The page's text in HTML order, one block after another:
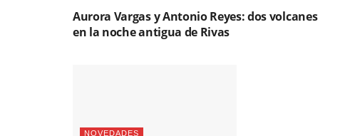
Aurora Vargas y Antonio Reyes: dos volcanes
en la noche antigua de Rivas
NOVEDADES